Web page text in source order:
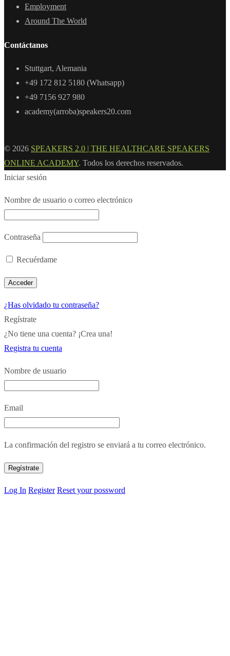
Employment
Around The World
Contáctanos
Stuttgart, Alemania
+49 172 812 5180 (Whatsapp)
+49 7156 927 980
academy(arroba)speakers20.com
© 2026 SPEAKERS 2.0 | THE HEALTHCARE SPEAKERS
ONLINE ACADEMY. Todos los derechos reservados.
Iniciar sesión
Nombre de usuario o correo electrónico
Contraseña
Recuérdame
¿Has olvidado tu contraseña?
Regístrate
¿No tiene una cuenta? ¡Crea una!
Registra tu cuenta
Nombre de usuario
Email
La confirmación del registro se enviará a tu correo electrónico.
Log In Register Reset your possword